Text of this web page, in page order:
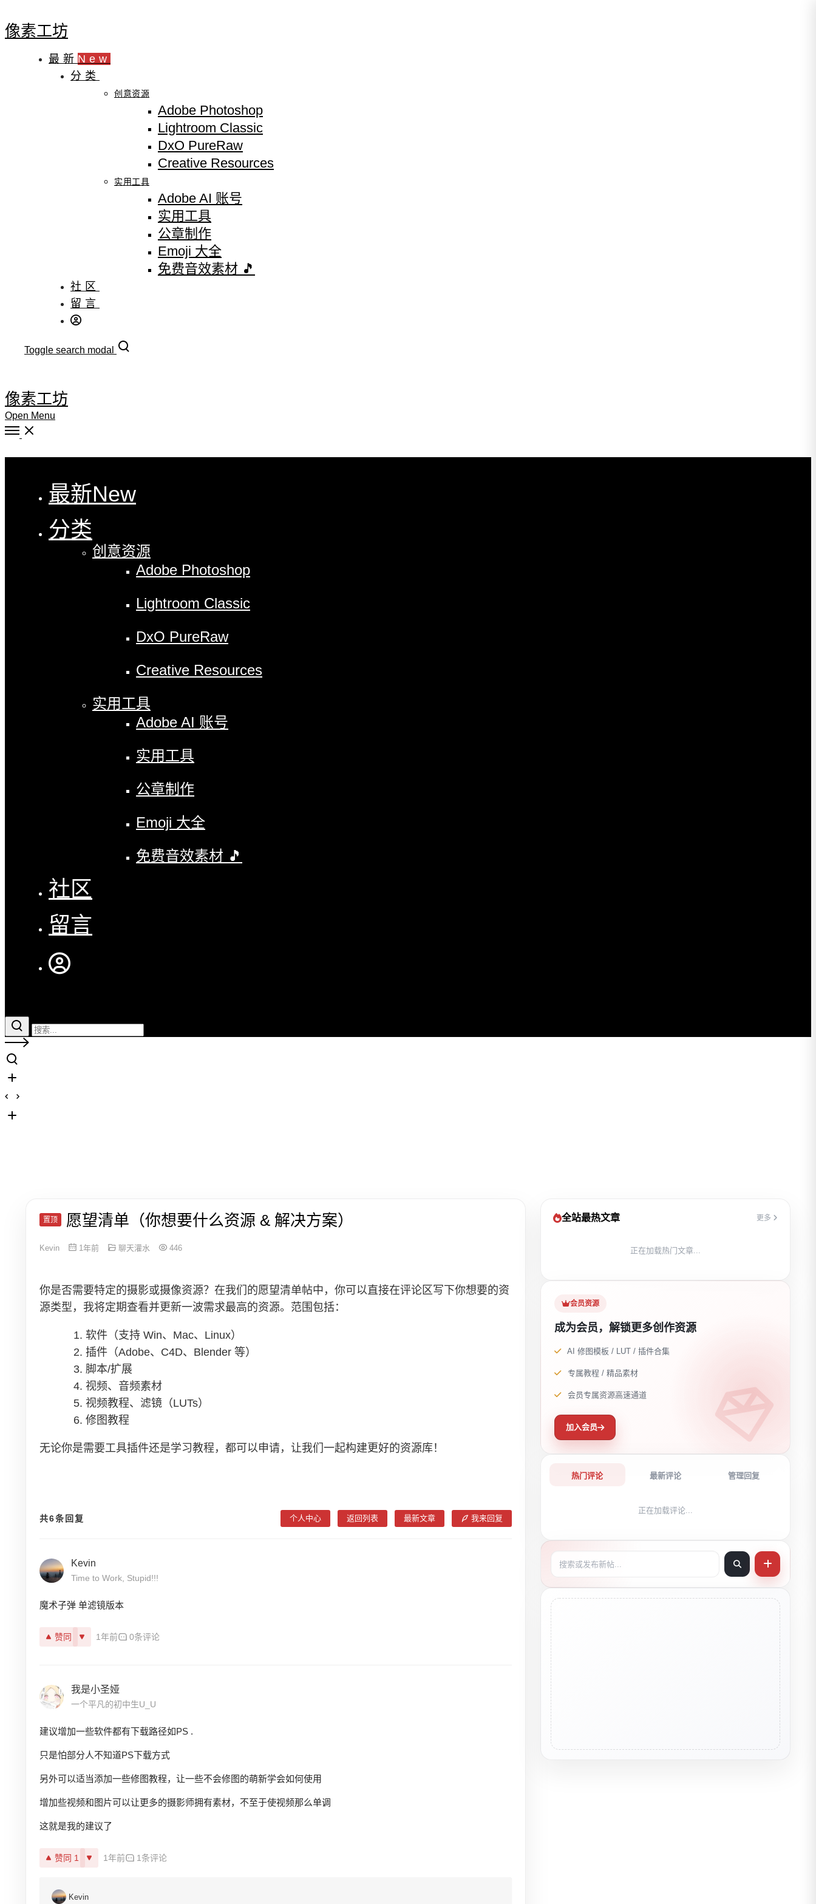
像素工坊
最新 New
分类
创意资源
Adobe Photoshop
Lightroom Classic
DxO PureRaw
Creative Resources
实用工具
Adobe AI 账号
实用工具
公章制作
Emoji 大全
免费音效素材 🎵
社区
留言
Toggle search modal
像素工坊
Open Menu
最新New
分类
创意资源
Adobe Photoshop
Lightroom Classic
DxO PureRaw
Creative Resources
实用工具
Adobe AI 账号
实用工具
公章制作
Emoji 大全
免费音效素材 🎵
社区
留言
置顶 愿望清单（你想要什么资源 & 解决方案）
Kevin 1年前 聊天灌水 446
你是否需要特定的摄影或摄像资源？在我们的愿望清单帖中，你可以直接在评论区写下你想要的资
源类型，我将定期查看并更新一波需求最高的资源。范围包括：
软件（支持 Win、Mac、Linux）
插件（Adobe、C4D、Blender 等）
脚本/扩展
视频、音频素材
视频教程、滤镜（LUTs）
修图教程
无论你是需要工具插件还是学习教程，都可以申请，让我们一起构建更好的资源库！
共6条回复 我来回复
最新文章
返回列表
个人中心
Kevin
Time to Work, Stupid!!!
魔术子弹 单滤镜版本
赞同 1年前 0条评论
我是小圣娅
一个平凡的初中生U_U
建议增加一些软件都有下载路径如PS .
只是怕部分人不知道PS下载方式
另外可以适当添加一些修图教程，让一些不会修图的萌新学会如何使用
增加些视频和图片可以让更多的摄影师拥有素材，不至于使视频那么单调
这就是我的建议了
赞同 1 1年前 1条评论
Kevin
全站最热文章 更多
正在加载热门文章...
会员资源
成为会员，解锁更多创作资源
AI 修图模板 / LUT / 插件合集
专属教程 / 精品素材
会员专属资源高速通道
加入会员
热门评论 最新评论 管理回复
正在加载评论...